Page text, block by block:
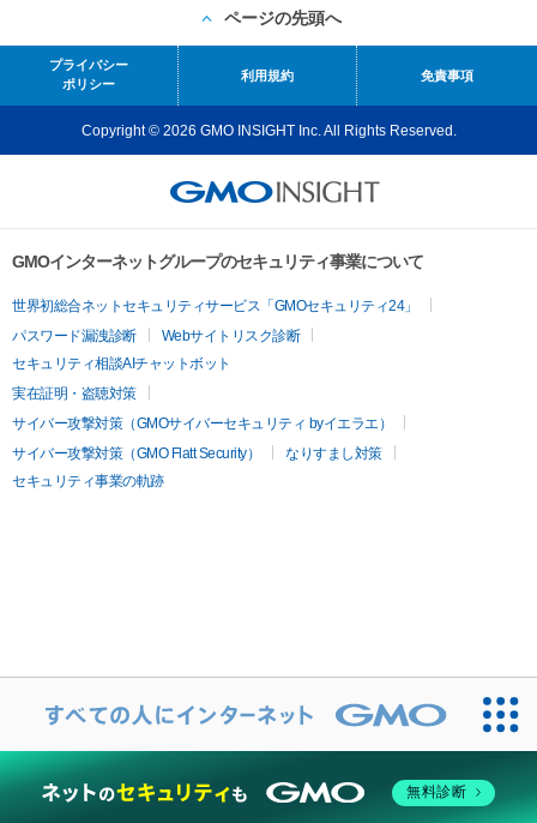
ページの先頭へ
プライバシー
ポリシー
利用規約 免責事項
Copyright © 2026 GMO INSIGHT Inc. All Rights Reserved.
GMOインターネットグループのセキュリティ事業について
世界初総合ネットセキュリティサービス「GMOセキュリティ24」
パスワード漏洩診断
Webサイトリスク診断
セキュリティ相談AIチャットボット
実在証明・盗聴対策
サイバー攻撃対策（GMOサイバーセキュリティ byイエラエ）
サイバー攻撃対策（GMO Flatt Security）
なりすまし対策
セキュリティ事業の軌跡
無料診断